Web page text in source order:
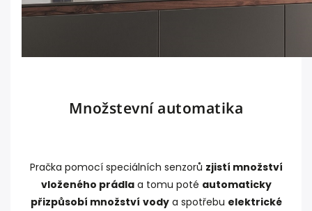
Množstevní automatika
Pračka pomocí speciálních senzorů zjistí množství
vloženého prádlaa tomu poté automaticky
přizpůsobí množství vodya spotřebu elektrické